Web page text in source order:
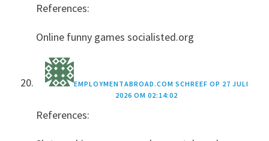
References:
Online funny games socialisted.org
EMPLOYMENTABROAD.COM SCHREEF OP 27 JULI
2026 OM 02:14:02
References: